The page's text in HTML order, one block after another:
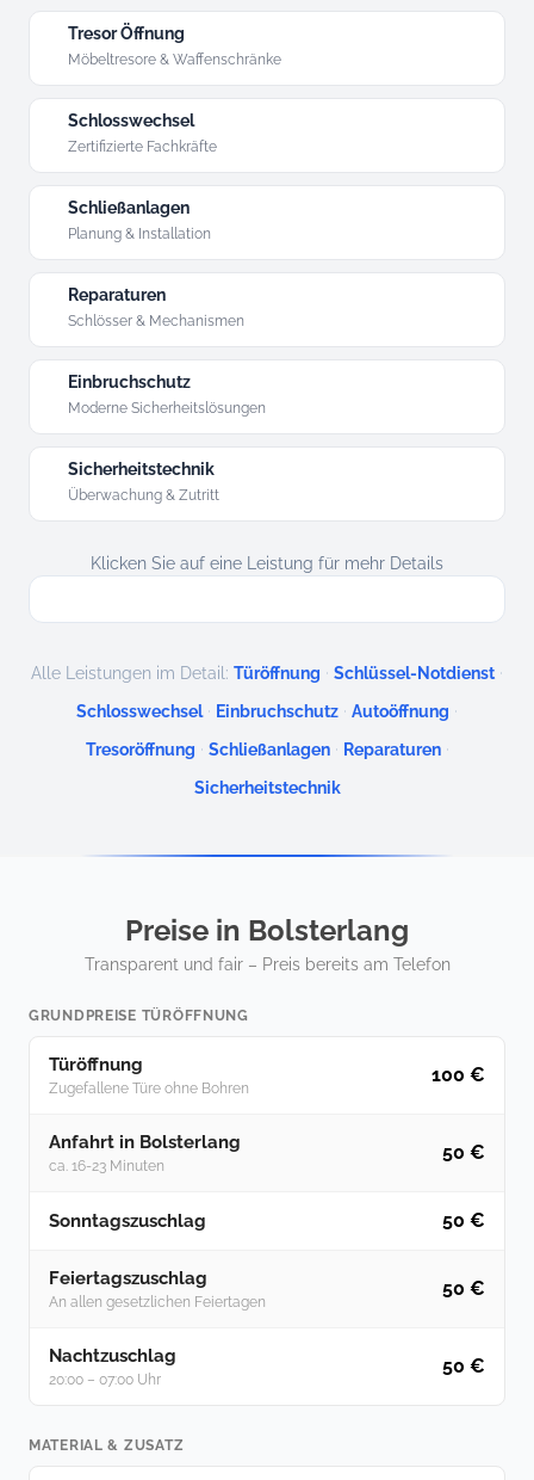
Tresor Öffnung
Möbeltresore & Waffenschränke
Schlosswechsel
Zertifizierte Fachkräfte
Schließanlagen
Planung & Installation
Reparaturen
Schlösser & Mechanismen
Einbruchschutz
Moderne Sicherheitslösungen
Sicherheitstechnik
Überwachung & Zutritt
Klicken Sie auf eine Leistung für mehr Details
Alle Leistungen im Detail: Türöffnung · Schlüssel-Notdienst ·
Schlosswechsel · Einbruchschutz · Autoöffnung ·
Tresoröffnung · Schließanlagen · Reparaturen ·
Sicherheitstechnik
Preise in Bolsterlang
Transparent und fair – Preis bereits am Telefon
GRUNDPREISE TÜRÖFFNUNG
Türöffnung
Zugefallene Türe ohne Bohren
100 €
Anfahrt in Bolsterlang
ca. 16-23 Minuten
50 €
Sonntagszuschlag 50 €
Feiertagszuschlag
An allen gesetzlichen Feiertagen
50 €
Nachtzuschlag
20:00 – 07:00 Uhr
50 €
MATERIAL & ZUSATZ